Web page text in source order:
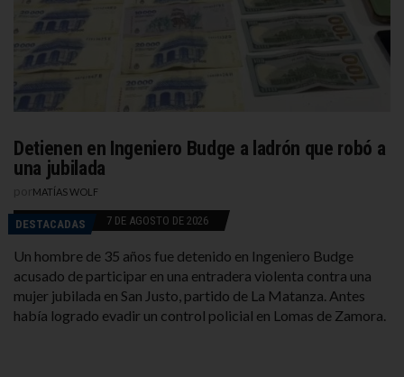
Detienen en Ingeniero Budge a ladrón que robó a
una jubilada
MATÍAS WOLF
DESTACADAS 7 DE AGOSTO DE 2026
Un hombre de 35 años fue detenido en Ingeniero Budge
acusado de participar en una entradera violenta contra una
mujer jubilada en San Justo, partido de La Matanza. Antes
había logrado evadir un control policial en Lomas de Zamora.